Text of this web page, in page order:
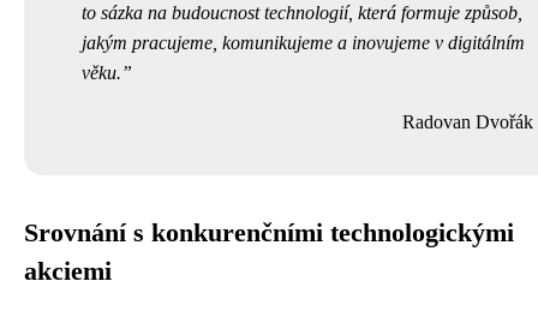
to sázka na budoucnost technologií, která formuje způsob,
jakým pracujeme, komunikujeme a inovujeme v digitálním
věku.
Radovan Dvořák
Srovnání s konkurenčními technologickými
akciemi